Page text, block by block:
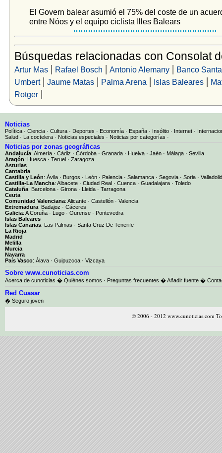
El Govern balear asumió el 75% del coste de un
entre Nóos y el equipo ciclista Illes Balears
Búsquedas relacionadas con Consolat
Artur Mas| Rafael Bosch | Antonio Alemany| Banco
Umbert| Jaume Matas| Palma Arena | Islas Baleares|
Rotger|
Noticias
Política · Ciencia · Cultura · Deportes · Economía · España · Insólito · Internet ·
Salud · La coctelera · Noticias especiales · Noticias por categorías ·
Noticias por zonas geográficas
Andalucía: Almería · Cádiz · Córdoba · Granada · Huelva · Jaén · Málaga · Sevilla
Aragón: Huesca · Teruel · Zaragoza
Asturias
Cantabria
Castilla y León: Ávila · Burgos · León · Palencia · Salamanca · Segovia · Soria · Valladolid
Castilla-La Mancha: Albacete · Ciudad Real · Cuenca · Guadalajara · Toledo
Cataluña: Barcelona · Girona · Lleida · Tarragona
Ceuta
Comunidad Valenciana: Alicante · Castellón · Valencia
Extremadura: Badajoz · Cáceres
Galicia: A Coruña · Lugo · Ourense · Pontevedra
Islas Baleares
Islas Canarias: Las Palmas · Santa Cruz De Tenerife
La Rioja
Madrid
Melilla
Murcia
Navarra
País Vasco: Álava · Guipuzcoa · Vizcaya
Sobre www.cunoticias.com
Acerca de cunoticias � Quiénes somos · Preguntas frecuentes �Añadir fuente �
Red Cuasar
� Seguro joven
© 2006 - 2012 www.cunoticias.com